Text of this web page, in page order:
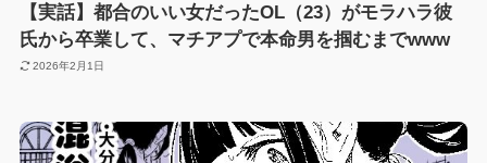
【実話】都合のいい女だったOL（23）がモラハラ彼
氏から卒業して、マチアプで本命男を掴むまでwww
2026年2月1日